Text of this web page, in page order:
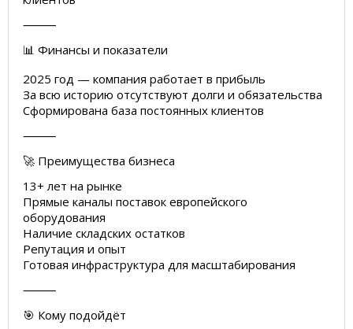
⸻
📊 Финансы и показатели
2025 год — компания работает в прибыль
За всю историю отсутствуют долги и обязательства
Сформирована база постоянных клиентов
⸻
🚀 Преимущества бизнеса
13+ лет на рынке
Прямые каналы поставок европейского
оборудования
Наличие складских остатков
Репутация и опыт
Готовая инфраструктура для масштабирования
⸻
🎯 Кому подойдёт